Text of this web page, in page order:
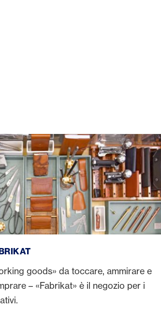
goods» da toccare, ammirare e
– «Fabrikat» è il negozio per i